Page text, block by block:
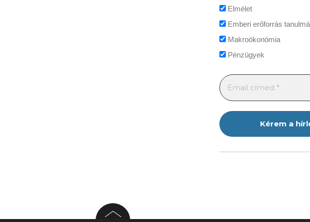
Elmélet
Emberi erőforrás
Makroökonómia
Pénzügyek